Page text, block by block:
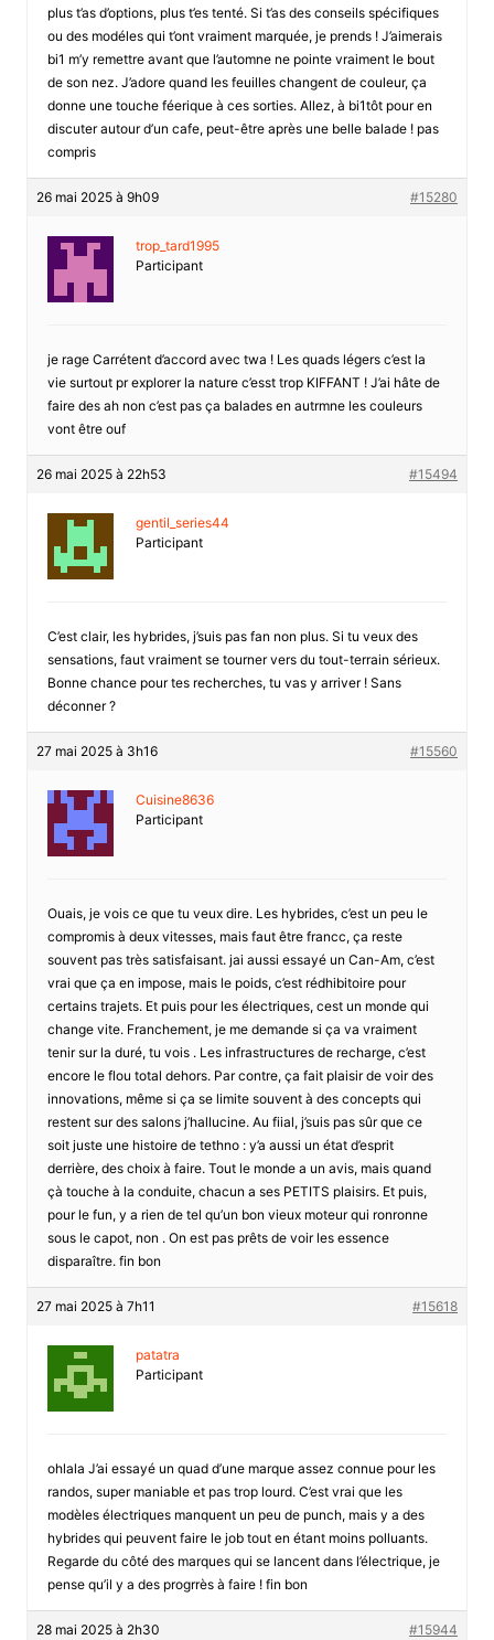
plus t’as d’options, plus t’es tenté. Si t’as des conseils spécifiques
ou des modéles qui t’ont vraiment marquée, je prends ! J’aimerais
bi1 m’y remettre avant que l’automne ne pointe vraiment le bout
de son nez. J’adore quand les feuilles changent de couleur, ça
donne une touche féerique à ces sorties. Allez, à bi1tôt pour en
discuter autour d’un cafe, peut-être après une belle balade ! pas
compris
26 mai 2025 à 9h09 #15280
trop_tard1995
Participant
je rage Carrétent d’accord avec twa ! Les quads légers c’est la
vie surtout pr explorer la nature c’esst trop KIFFANT ! J’ai hâte de
faire des ah non c’est pas ça balades en autrmne les couleurs
vont être ouf
26 mai 2025 à 22h53 #15494
gentil_series44
Participant
C’est clair, les hybrides, j’suis pas fan non plus. Si tu veux des
sensations, faut vraiment se tourner vers du tout-terrain sérieux.
Bonne chance pour tes recherches, tu vas y arriver ! Sans
déconner ?
27 mai 2025 à 3h16 #15560
Cuisine8636
Participant
Ouais, je vois ce que tu veux dire. Les hybrides, c’est un peu le
compromis à deux vitesses, mais faut être francc, ça reste
souvent pas très satisfaisant. jai aussi essayé un Can-Am, c’est
vrai que ça en impose, mais le poids, c’est rédhibitoire pour
certains trajets. Et puis pour les électriques, cest un monde qui
change vite. Franchement, je me demande si ça va vraiment
tenir sur la duré, tu vois . Les infrastructures de recharge, c’est
encore le flou total dehors. Par contre, ça fait plaisir de voir des
innovations, même si ça se limite souvent à des concepts qui
restent sur des salons j’hallucine. Au fiial, j’suis pas sûr que ce
soit juste une histoire de tethno : y’a aussi un état d’esprit
derrière, des choix à faire. Tout le monde a un avis, mais quand
çà touche à la conduite, chacun a ses PETITS plaisirs. Et puis,
pour le fun, y a rien de tel qu’un bon vieux moteur qui ronronne
sous le capot, non . On est pas prêts de voir les essence
disparaître. fin bon
27 mai 2025 à 7h11 #15618
patatra
Participant
ohlala J’ai essayé un quad d’une marque assez connue pour les
randos, super maniable et pas trop lourd. C’est vrai que les
modèles électriques manquent un peu de punch, mais y a des
hybrides qui peuvent faire le job tout en étant moins polluants.
Regarde du côté des marques qui se lancent dans l’électrique, je
pense qu’il y a des progrrès à faire ! fin bon
28 mai 2025 à 2h30 #15944